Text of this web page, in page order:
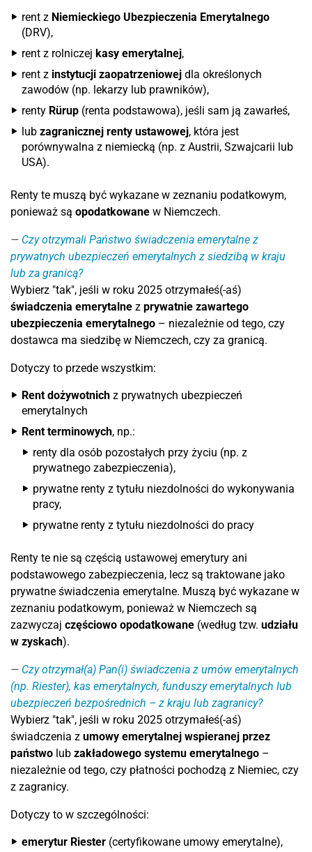
rent z Niemieckiego Ubezpieczenia Emerytalnego
(DRV),
rent z rolniczej kasy emerytalnej,
rent z instytucji zaopatrzeniowej dla określonych
zawodów (np. lekarzy lub prawników),
renty Rürup (renta podstawowa), jeśli sam ją zawarłeś,
lub zagranicznej renty ustawowej, która jest
porównywalna z niemiecką (np. z Austrii, Szwajcarii lub
USA).
Renty te muszą być wykazane w zeznaniu podatkowym,
ponieważ są opodatkowane w Niemczech.
Czy otrzymali Państwo świadczenia emerytalne z
prywatnych ubezpieczeń emerytalnych z siedzibą w kraju
lub za granicą?
Wybierz "tak", jeśli w roku 2025 otrzymałeś(-aś)
świadczenia emerytalne z prywatnie zawartego
ubezpieczenia emerytalnego – niezależnie od tego, czy
dostawca ma siedzibę w Niemczech, czy za granicą.
Dotyczy to przede wszystkim:
Rent dożywotnich z prywatnych ubezpieczeń
emerytalnych
Rent terminowych, np.:
renty dla osób pozostałych przy życiu (np. z
prywatnego zabezpieczenia),
prywatne renty z tytułu niezdolności do wykonywania
pracy,
prywatne renty z tytułu niezdolności do pracy
Renty te nie są częścią ustawowej emerytury ani
podstawowego zabezpieczenia, lecz są traktowane jako
prywatne świadczenia emerytalne. Muszą być wykazane w
zeznaniu podatkowym, ponieważ w Niemczech są
zazwyczaj częściowo opodatkowane (według tzw. udziału
w zyskach).
Czy otrzymał(a) Pan(i) świadczenia z umów emerytalnych
(np. Riester), kas emerytalnych, funduszy emerytalnych lub
ubezpieczeń bezpośrednich – z kraju lub zagranicy?
Wybierz "tak", jeśli w roku 2025 otrzymałeś(-aś)
świadczenia z umowy emerytalnej wspieranej przez
państwo lub zakładowego systemu emerytalnego –
niezależnie od tego, czy płatności pochodzą z Niemiec, czy
z zagranicy.
Dotyczy to w szczególności:
emerytur Riester (certyfikowane umowy emerytalne),